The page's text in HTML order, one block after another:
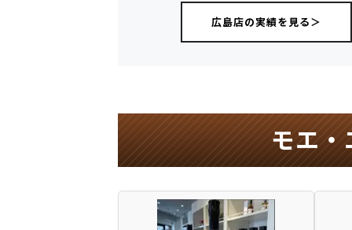
広島店の実績を見る＞
モエ